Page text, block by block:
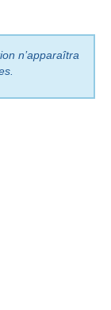
n’apparaîtra